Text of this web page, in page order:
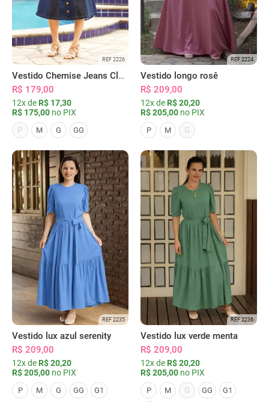
REF 2226
Vestido Chemise Jeans Clássica Serena
R$ 179,00
12x de R$ 17,30
R$ 175,00 no PIX
P
M G GG
REF 2224
Vestido longo rosê
R$ 209,00
12x de R$ 20,20
R$ 205,00 no PIX
P M G
REF 2235
Vestido lux azul serenity
R$ 209,00
12x de R$ 20,20
R$ 205,00 no PIX
P M G GG G1
REF 2236
Vestido lux verde menta
R$ 209,00
12x de R$ 20,20
R$ 205,00 no PIX
P M G GG G1